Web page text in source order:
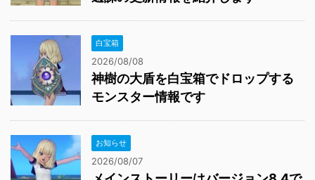
白宝箱
2026/08/08
神樹の大盾を白宝箱でドロップする
モンスター情報です
お知らせ
2026/08/07